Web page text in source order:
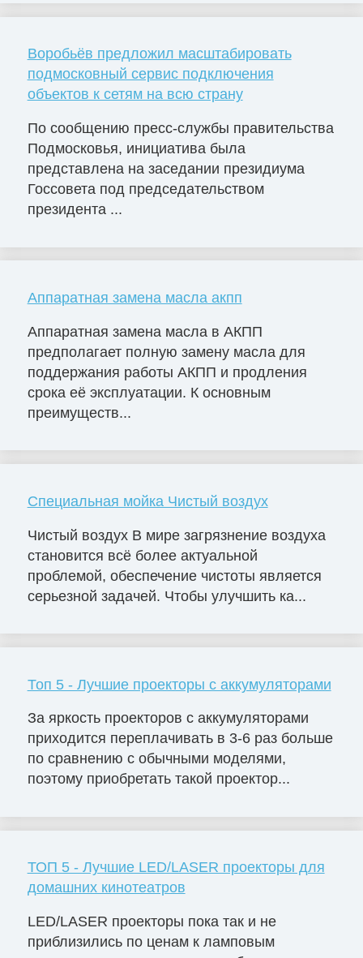
Воробьёв предложил масштабировать
подмосковный сервис подключения
объектов к сетям на всю страну
По сообщению пресс-службы правительства
Подмосковья, инициатива была
представлена на заседании президиума
Госсовета под председательством
президента ...
Аппаратная замена масла акпп
Аппаратная замена масла в АКПП
предполагает полную замену масла для
поддержания работы АКПП и продления
срока её эксплуатации. К основным
преимуществ...
Специальная мойка Чистый воздух
Чистый воздух В мире загрязнение воздуха
становится всё более актуальной
проблемой, обеспечение чистоты является
серьезной задачей. Чтобы улучшить ка...
Топ 5 - Лучшие проекторы с аккумуляторами
За яркость проекторов с аккумуляторами
приходится переплачивать в 3-6 раз больше
по сравнению с обычными моделями,
поэтому приобретать такой проектор...
ТОП 5 - Лучшие LED/LASER проекторы для
домашних кинотеатров
LED/LASER проекторы пока так и не
приблизились по ценам к ламповым